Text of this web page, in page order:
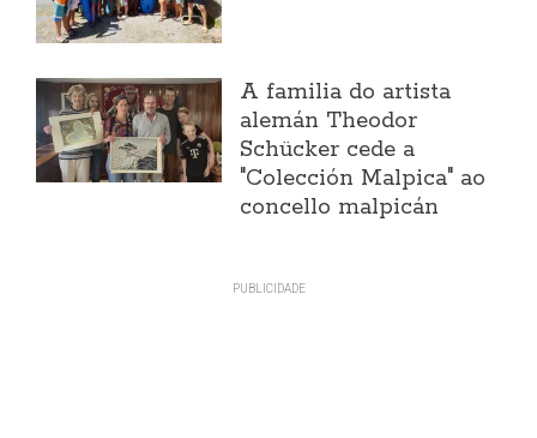
A familia do artista
alemán Theodor
Schücker cede a
"Colección Malpica" ao
concello malpicán